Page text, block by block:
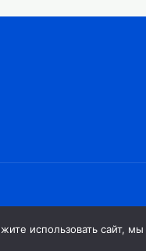
использовать сайт, мы